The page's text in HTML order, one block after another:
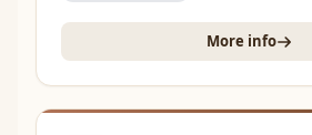
More info